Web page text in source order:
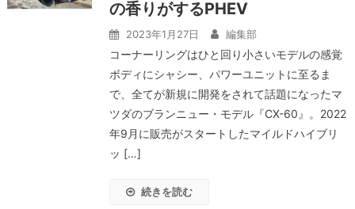
の香りがするPHEV
2023年1月27日 編集部
コーナーリングはひと回り小さいモデルの感覚
ボディにシャシー、パワーユニットに至るま
で、全てが新規に開発をされて話題になったマ
ツダのブランニュー・モデル『CX-60』。2022
年9月に販売がスタートしたマイルドハイブリ
ッ […]
続きを読む